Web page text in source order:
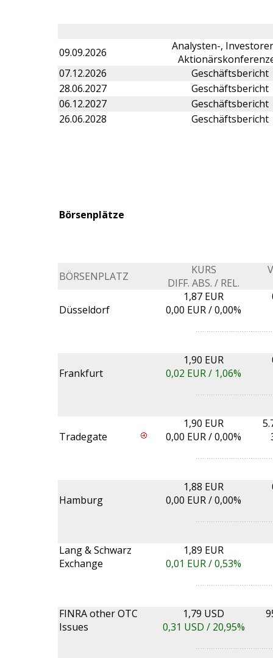
09.09.2026
Analysten-,
07.12.2026
Geschäftsbericht
28.06.2027
Geschäftsbericht
06.12.2027
Geschäftsbericht
26.06.2028
Geschäftsbericht
Börsenplätze
BÖRSENPLATZ
KURS
DIFF. ABS. / REL.
Düsseldorf
1,87 EUR
0,00 EUR /0,00%
Frankfurt
1,90 EUR
0,02 EUR / 1,06%
Tradegate
1,90 EUR
0,00 EUR /0,00%
Hamburg
1,88 EUR
0,00 EUR /0,00%
Lang & Schwarz
Exchange
1,89 EUR
0,01 EUR /0,53%
FINRA other OTC
Issues
1,79 USD
0,31 USD / 20,95%